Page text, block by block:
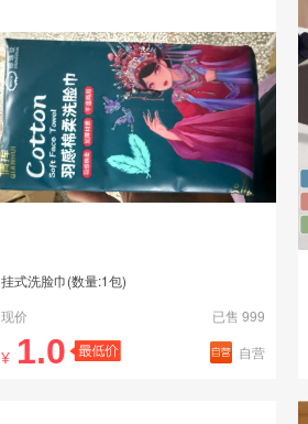
挂式洗脸巾(数量:1包)
现价
已售 999
¥ 1.0 自营